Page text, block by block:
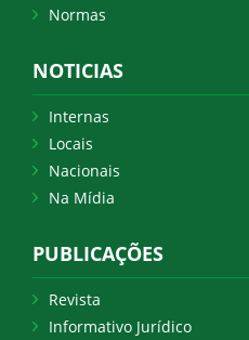
Normas
NOTICIAS
Internas
Locais
Nacionais
Na Mídia
PUBLICAÇÕES
Revista
Informativo Jurídico